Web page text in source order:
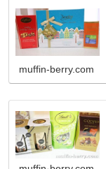
muffin-berry.com